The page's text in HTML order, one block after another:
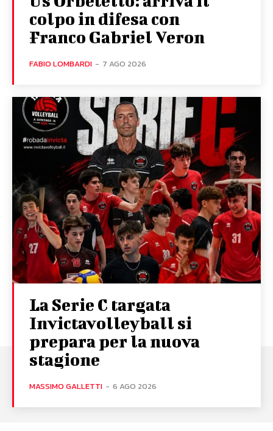
colpo in difesa con
Franco Gabriel Veron
FABIO LOMBARDI - 7 AGO 2026
La Serie C targata
Invictavolleyball si
prepara per la nuova
stagione
MASSIMO GALLETTI - 6 AGO 2026